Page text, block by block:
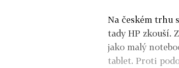
Na českém trhu
tady HP zkouší.
jako malý
tablet. Proti